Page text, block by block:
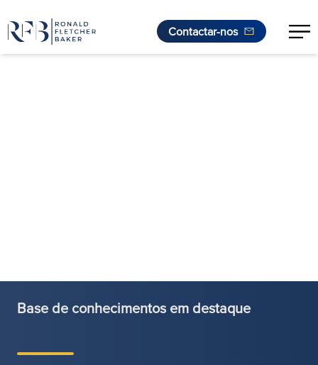
Contactar-nos
Base de conhecimentos em destaque